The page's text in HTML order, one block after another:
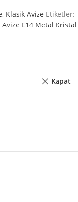
, Klasik Avize Etiketler:
Avize E14 Metal Kristal
Kapat